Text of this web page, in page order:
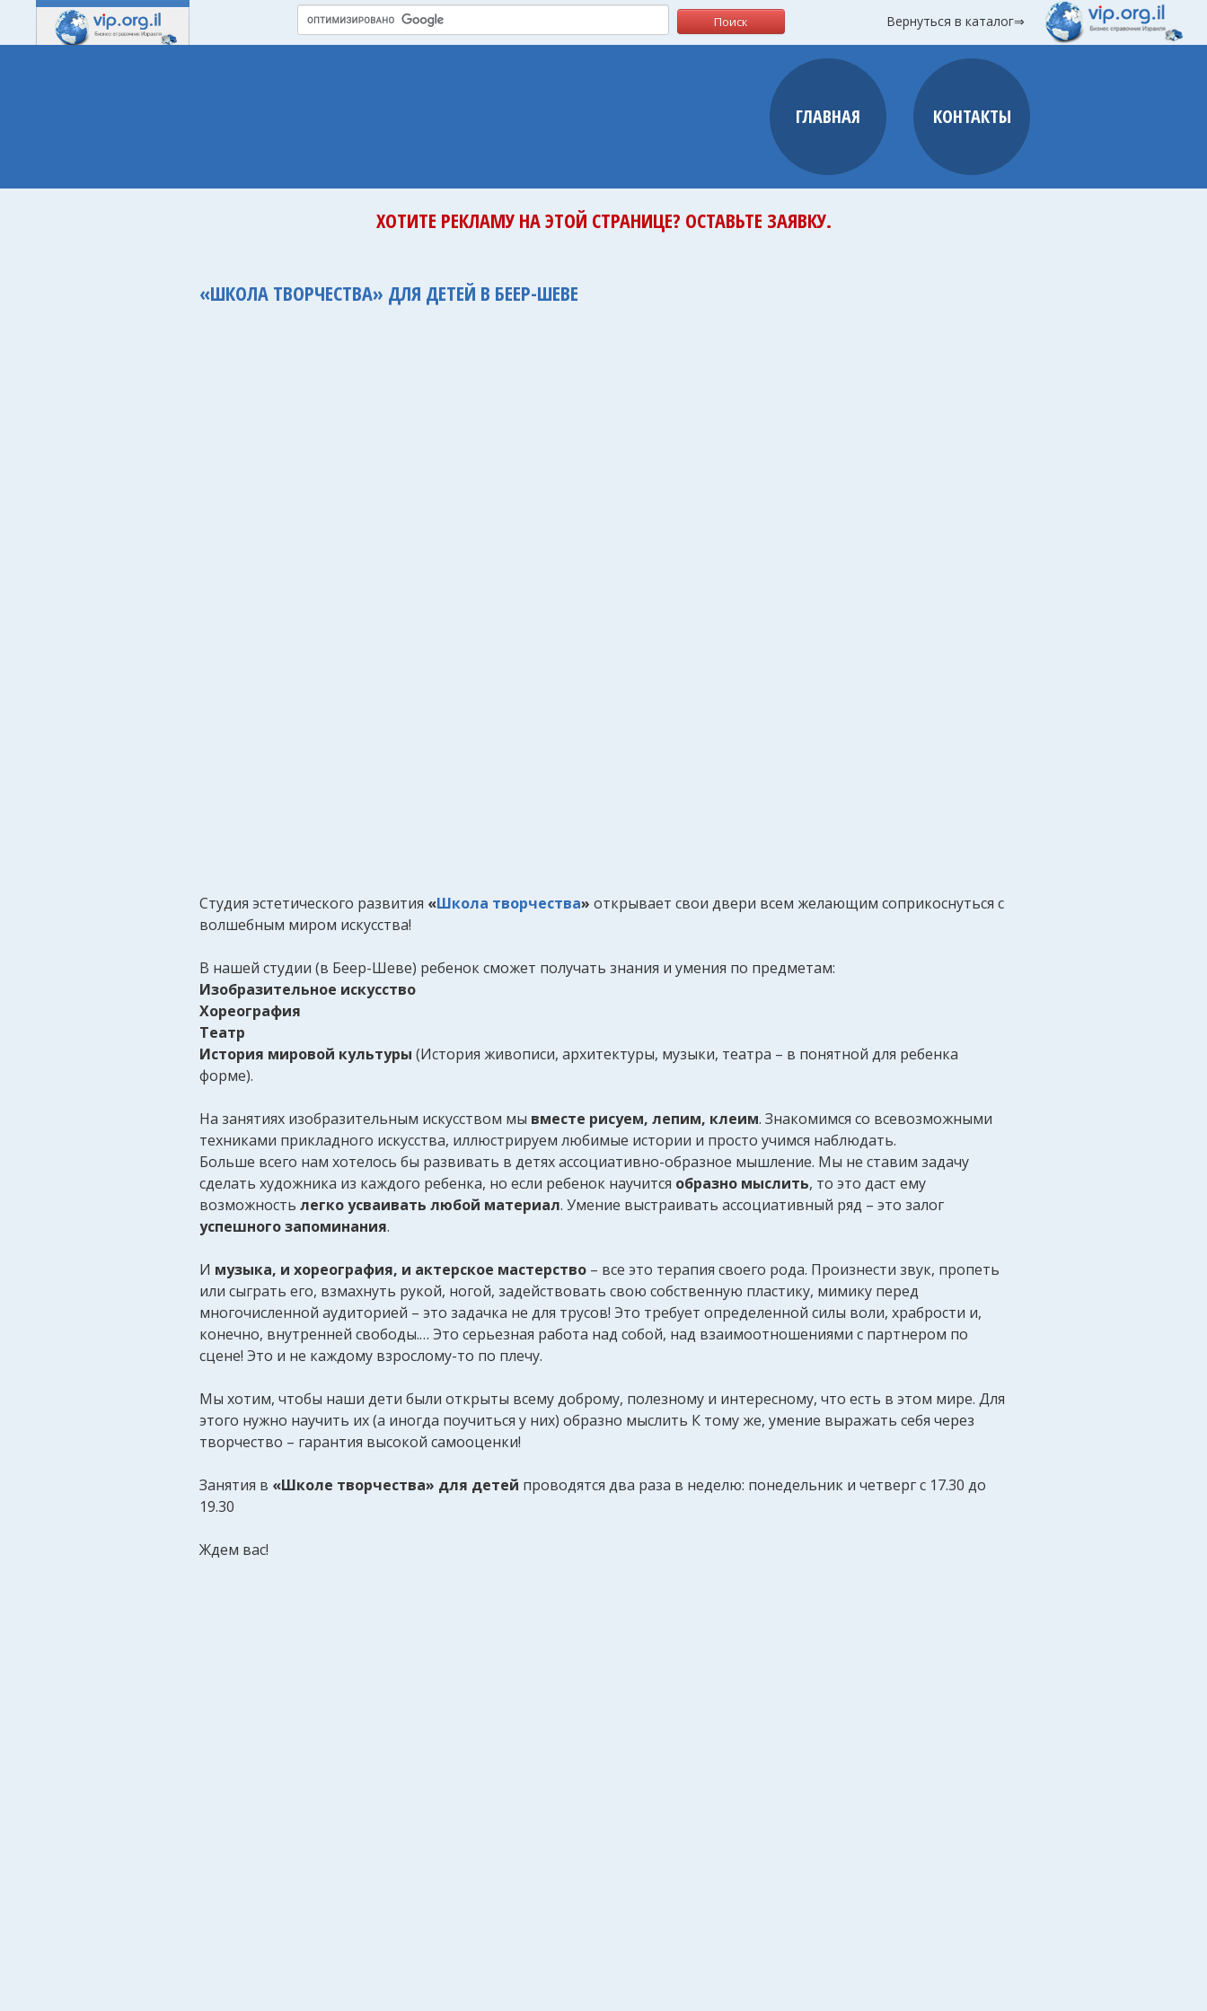
Вернуться в каталог⇒
КОНТАКТЫ
ГЛАВНАЯ
ХОТИТЕ РЕКЛАМУ НА ЭТОЙ СТРАНИЦЕ? ОСТАВЬТЕ ЗАЯВКУ.
«ШКОЛА ТВОРЧЕСТВА» ДЛЯ ДЕТЕЙ В БЕЕР-ШЕВЕ
Студия эстетического развития «Школа творчества» открывает свои двери всем желающим соприкоснуться с
волшебным миром искусства!
В нашей студии (в Беер-Шеве) ребенок сможет получать знания и умения по предметам:
Изобразительное искусство
Хореография
Театр
История мировой культуры (История живописи, архитектуры, музыки, театра – в понятной для ребенка
форме).
На занятиях изобразительным искусством мы вместе рисуем, лепим, клеим. Знакомимся со всевозможными
техниками прикладного искусства, иллюстрируем любимые истории и просто учимся наблюдать.
Больше всего нам хотелось бы развивать в детях ассоциативно-образное мышление. Мы не ставим задачу
сделать художника из каждого ребенка, но если ребенок научится образно мыслить, то это даст ему
возможность легко усваивать любой материал. Умение выстраивать ассоциативный ряд – это залог
успешного запоминания.
И музыка, и хореография, и актерское мастерство – все это терапия своего рода. Произнести звук, пропеть
или сыграть его, взмахнуть рукой, ногой, задействовать свою собственную пластику, мимику перед
многочисленной аудиторией – это задачка не для трусов! Это требует определенной силы воли, храбрости и,
конечно, внутренней свободы.… Это серьезная работа над собой, над взаимоотношениями с партнером по
сцене! Это и не каждому взрослому-то по плечу.
Мы хотим, чтобы наши дети были открыты всему доброму, полезному и интересному, что есть в этом мире. Для
этого нужно научить их (а иногда поучиться у них) образно мыслить К тому же, умение выражать себя через
творчество – гарантия высокой самооценки!
Занятия в «Школе творчества» для детей проводятся два раза в неделю: понедельник и четверг с 17.30 до
19.30
Ждем вас!